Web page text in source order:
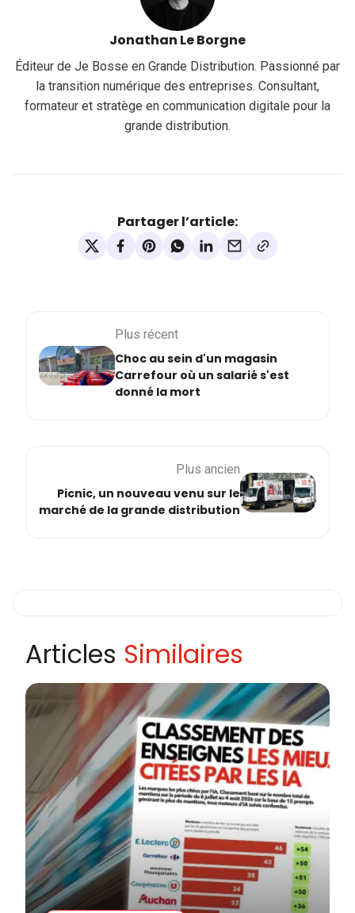
Jonathan Le Borgne
Éditeur de Je Bosse en Grande Distribution. Passionné par
la transition numérique des entreprises. Consultant,
formateur et stratège en communication digitale pour la
grande distribution.
Partager l’article:
Plus récent
Choc au sein d'un magasin
Carrefour où un salarié s'est
donné la mort
Plus ancien
Picnic, un nouveau venu sur le
marché de la grande distribution
Articles Similaires